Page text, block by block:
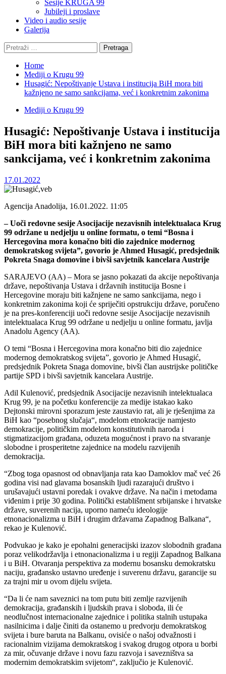
Sesije KRUGA 99
Jubileji i proslave
Video i audio sesije
Galerija
Pretraga:
Home
Mediji o Krugu 99
Husagić: Nepoštivanje Ustava i institucija BiH mora biti
kažnjeno ne samo sankcijama, već i konkretnim zakonima
Mediji o Krugu 99
Husagić: Nepoštivanje Ustava i institucija
BiH mora biti kažnjeno ne samo
sankcijama, već i konkretnim zakonima
17.01.2022
Agencija Anadolija, 16.01.2022. 11:05
– Uoči redovne sesije Asocijacije nezavisnih intelektualaca Krug
99 održane u nedjelju u online formatu, o temi “Bosna i
Hercegovina mora konačno biti dio zajednice modernog
demokratskog svijeta”, govorio je Ahmed Husagić, predsjednik
Pokreta Snaga domovine i bivši savjetnik kancelara Austrije
SARAJEVO (AA) – Mora se jasno pokazati da akcije nepoštivanja
države, nepoštivanja Ustava i državnih institucija Bosne i
Hercegovine moraju biti kažnjene ne samo sankcijama, nego i
konkretnim zakonima koji će spriječiti opstrukciju države, poručeno
je na pres-konferenciji uoči redovne sesije Asocijacije nezavisnih
intelektualaca Krug 99 održane u nedjelju u online formatu, javlja
Anadolu Agency (AA).
O temi “Bosna i Hercegovina mora konačno biti dio zajednice
modernog demokratskog svijeta”, govorio je Ahmed Husagić,
predsjednik Pokreta Snaga domovine, bivši član austrijske političke
partije SPD i bivši savjetnik kancelara Austrije.
Adil Kulenović, predsjednik Asocijacije nezavisnih intelektualaca
Krug 99, je na početku konferencije za medije istakao kako
Dejtonski mirovni sporazum jeste zaustavio rat, ali je rješenjima za
BiH kao “posebnog slučaja“, modelom etnokracije namjesto
demokracije, političkim modelom konstitutivnih naroda i
stigmatizacijom građana, oduzeta mogućnost i pravo na stvaranje
slobodne i prosperitetne zajednice na modelu razvijenih
demokracija.
“Zbog toga opasnost od obnavljanja rata kao Damoklov mač već 26
godina visi nad glavama bosanskih ljudi razarajući društvo i
urušavajući ustavni poredak i ovakve države. Na način i metodama
viđenim i prije 30 godina. Politički establišment srbijanske i hrvatske
države, suverenih nacija, uporno nameću ideologije
etnonacionalizma u BiH i drugim državama Zapadnog Balkana“,
rekao je Kulenović.
Podvukao je kako je epohalni generacijski izazov slobodnih građana
poraz velikodržavlja i etnonacionalizma i u regiji Zapadnog Balkana
i u BiH. Otvaranja perspektiva za modernu bosansku demokratsku
naciju, građansko ustavno uređenje i suverenu državu, garancije su
za trajni mir u ovom dijelu svijeta.
“Da li će nam saveznici na tom putu biti zemlje razvijenih
demokracija, građanskih i ljudskih prava i sloboda, ili će
neodlučnost internacionalne zajednice i politika stalnih ustupaka
nasilnicima i dalje činiti da ostanemo u predvorju demokratskog
svijeta i bure baruta na Balkanu, ovisiće o našoj odvažnosti i
racionalnim vizijama demokratskog i svakog drugog otpora u borbi
za mir, očuvanje države i novu fazu razvoja i savezništva sa
modernim demokratskim svijetom“, zaključio je Kulenović.